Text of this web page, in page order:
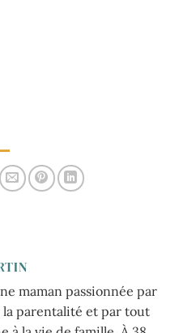
maman passionnée par
la parentalité et par tout